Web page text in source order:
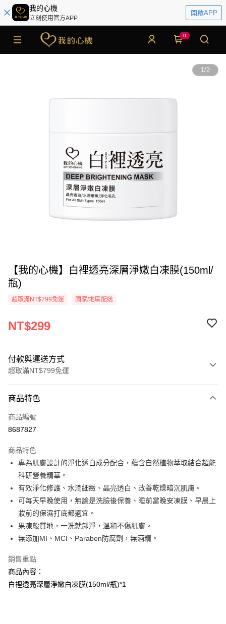
我的心機
立刻使用官方APP
開啟APP
0
1/2
【我的心機】白裡透亮深層淨嫩白凍膜(150ml/
瓶)
超取滿NT$799免運 國家/地區配送
NT$299
付款與運送方式
超取滿NT$799免運
信用卡一次付款
超商取貨付款
Apple Pay
街口支付
悠遊付
AFTEE先享後付
相關說明
【關於「AFTEE先享後付」】
便利好安心！
１．簡單：不需註冊會員、不需綁卡、不需儲值。
２．便利：只要手機號碼，簡訊認證，即可結帳。
３．安心：先確認商品／服務後，再付款。
全家取貨付款
每筆NT$100，滿NT$799(含以上)免運費
商品特色
商品編號
8687827
商品特色
專為肌膚設計的淨化透白成分配合，蘊含自然植物萃取結合超能
科研營養精華。
有效淨化修護、水潤細緻、晶亮透白、改善乾燥暗沉肌膚。
可每天早晚使用，無論是洗臉後保養、睡前當晚安凍膜、早晨上
妝前的保濕打底都適宜。
果凍般質地，一洗就卸淨，溫和不傷肌膚。
無添加MI、MCI、Paraben防腐劑，無酒精。
銷售重點
商品內容：
白裡透亮深層淨嫩白凍膜(150ml/瓶)*1